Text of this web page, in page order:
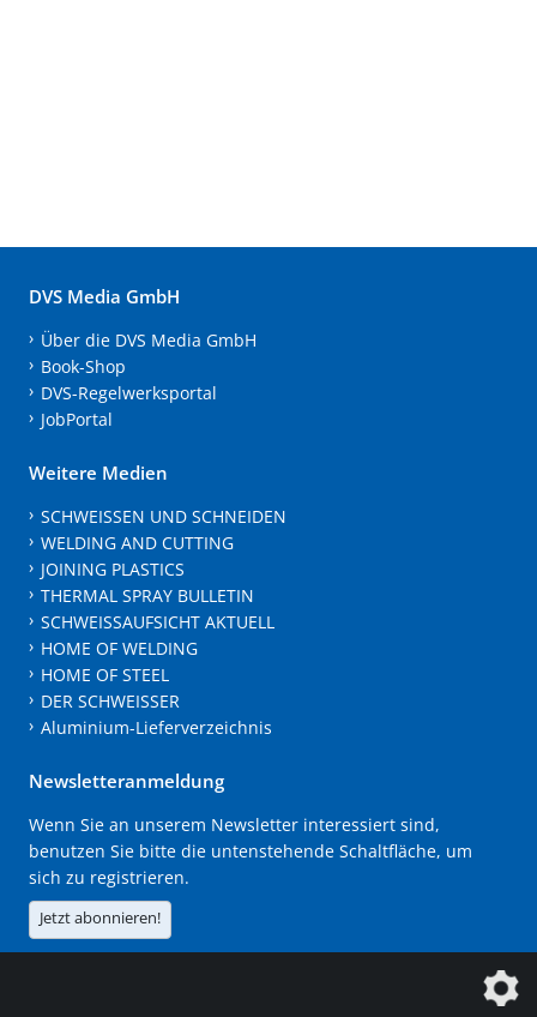
DVS Media GmbH
Über die DVS Media GmbH
Book-Shop
DVS-Regelwerksportal
JobPortal
Weitere Medien
SCHWEISSEN UND SCHNEIDEN
WELDING AND CUTTING
JOINING PLASTICS
THERMAL SPRAY BULLETIN
SCHWEISSAUFSICHT AKTUELL
HOME OF WELDING
HOME OF STEEL
DER SCHWEISSER
Aluminium-Lieferverzeichnis
Newsletteranmeldung
Wenn Sie an unserem Newsletter interessiert sind,
benutzen Sie bitte die untenstehende Schaltfläche, um
sich zu registrieren.
Jetzt abonnieren!